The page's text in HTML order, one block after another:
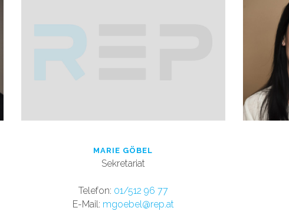
MARIE GÖBEL
Sekretariat
Telefon: 01/512 96 77
E-Mail: mgoebel@rep.at